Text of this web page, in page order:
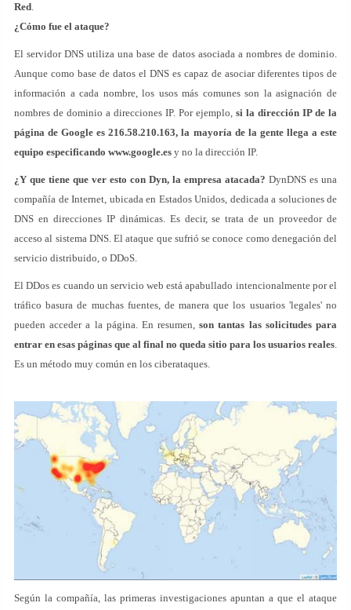
Red.
¿Cómo fue el ataque?
El servidor DNS utiliza una base de datos asociada a nombres de dominio.
Aunque como base de datos el DNS es capaz de asociar diferentes tipos de
información a cada nombre, los usos más comunes son la asignación de
nombres de dominio a direcciones IP. Por ejemplo, si la dirección IP de la
página de Google es 216.58.210.163, la mayoría de la gente llega a este
equipo especificando www.google.es y no la dirección IP.
¿Y que tiene que ver esto con Dyn, la empresa atacada? DynDNS es una
compañía de Internet, ubicada en Estados Unidos, dedicada a soluciones de
DNS en direcciones IP dinámicas. Es decir, se trata de un proveedor de
acceso al sistema DNS. El ataque que sufrió se conoce como denegación del
servicio distribuido, o DDoS.
El DDos es cuando un servicio web está apabullado intencionalmente por el
tráfico basura de muchas fuentes, de manera que los usuarios 'legales' no
pueden acceder a la página. En resumen, son tantas las solicitudes para
entrar en esas páginas que al final no queda sitio para los usuarios reales.
Es un método muy común en los ciberataques.
Según la compañía, las primeras investigaciones apuntan a que el ataque